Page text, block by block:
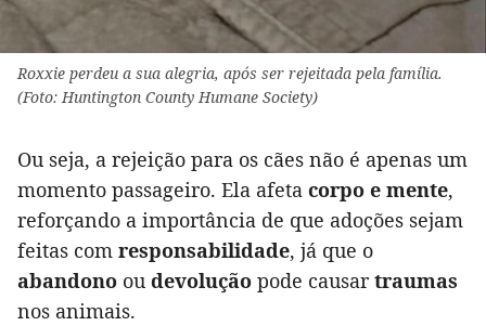
Roxxie perdeu a sua alegria, após ser rejeitada pela família.
(Foto: Huntington County Humane Society)
Ou seja, a rejeição para os cães não é apenas um
momento passageiro. Ela afeta corpo e mente,
reforçando a importância de que adoções sejam
feitas com responsabilidade, já que o
abandono ou devolução pode causartraumas
nos animais.